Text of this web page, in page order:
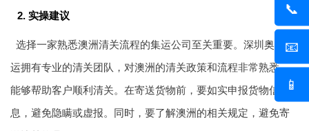
📞
📧
📱
2. 实操建议
选择一家熟悉澳洲清关流程的集运公司至关重要。深圳 奥飞货
运拥有专业的清关团队，对澳洲的清关政策和流程非常熟悉，
能够帮助客户顺利清关。在寄送货物前，要如实申报货物信
息，避免隐瞒或虚报。同时，要了解澳洲的相关规定，避免寄